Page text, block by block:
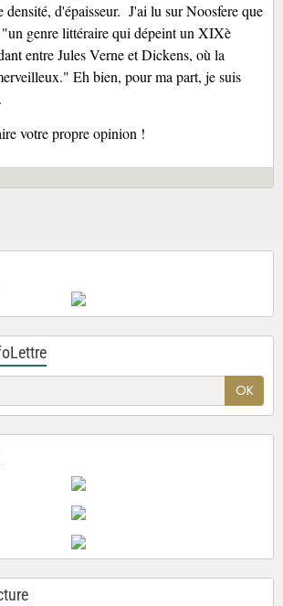
densité, d'épaisseur. J'ai lu sur Noosfere que
"un genre littéraire qui dépeint un XIXè
entre Jules Verne et Dickens, où la
Eh bien, pour ma part, je suis
votre propre opinion !
OK